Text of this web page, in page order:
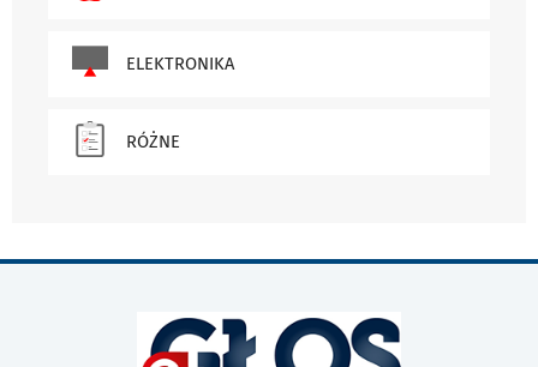
ELEKTRONIKA
RÓŻNE